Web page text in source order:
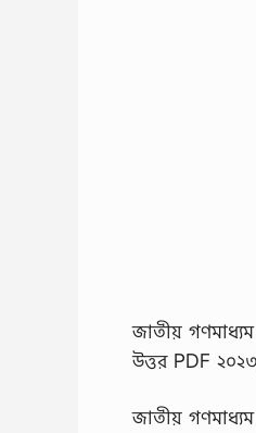
জাতীয়
উত্তর PDF
জাতীয়